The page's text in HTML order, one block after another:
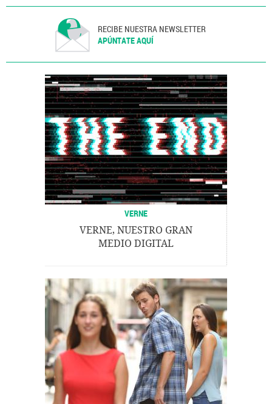
RECIBE NUESTRA NEWSLETTER
APÚNTATE AQUÍ
VERNE
VERNE, NUESTRO GRAN
MEDIO DIGITAL